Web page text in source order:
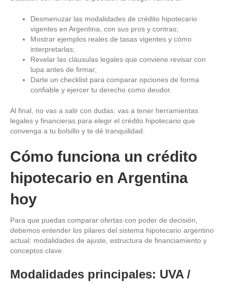
Desmenuzar las modalidades de crédito hipotecario
vigentes en Argentina, con sus pros y contras;
Mostrar ejemplos reales de tasas vigentes y cómo
interpretarlas;
Revelar las cláusulas legales que conviene revisar con
lupa antes de firmar;
Darte un checklist para comparar opciones de forma
confiable y ejercer tu derecho como deudor.
Al final, no vas a salir con dudas: vas a tener herramientas
legales y financieras para elegir el crédito hipotecario que
convenga a tu bolsillo y te dé tranquilidad.
Cómo funciona un crédito
hipotecario en Argentina
hoy
Para que puedas comparar ofertas con poder de decisión,
debemos entender los pilares del sistema hipotecario argentino
actual: modalidades de ajuste, estructura de financiamiento y
conceptos clave.
Modalidades principales: UVA /